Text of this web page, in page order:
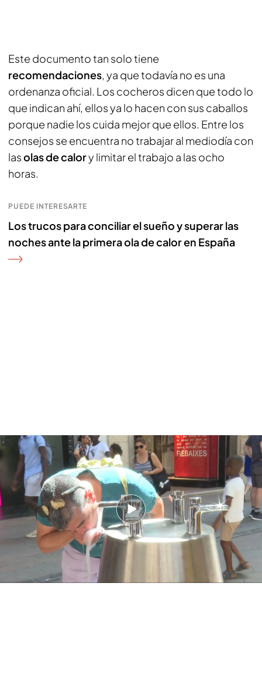
Este documento tan solo tiene
recomendaciones, ya que todavía no es una
ordenanza oficial. Los cocheros dicen que todo lo
que indican ahí, ellos ya lo hacen con sus caballos
porque nadie los cuida mejor que ellos. Entre los
consejos se encuentra no trabajar al mediodía con
lasolas de calory limitar el trabajo a las ocho
horas.
PUEDE INTERESARTE
Los trucos para conciliar el sueño y superar las
noches ante la primera ola de calor en España
Llega la segunda ola de calor en España: ¿cómo afectan las altas
temperaturas a nuestra salud?